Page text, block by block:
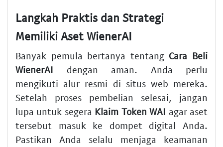
Langkah Praktis dan Strategi
Memiliki Aset WienerAI
Banyak pemula bertanya tentang Cara Beli
WienerAI dengan aman. Anda perlu
mengikuti alur resmi di situs web mereka.
Setelah proses pembelian selesai, jangan
lupa untuk segera Klaim Token WAI agar aset
tersebut masuk ke dompet digital Anda.
Pastikan Anda selalu menjaga keamanan